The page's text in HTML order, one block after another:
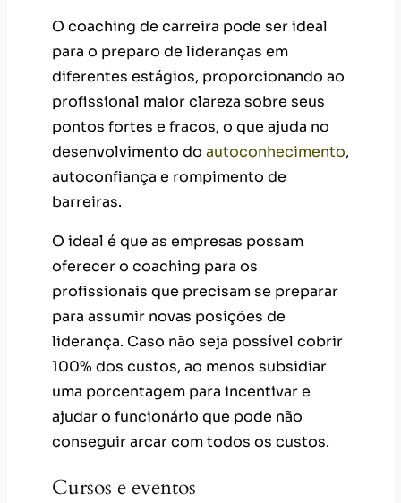
O coaching de carreira pode ser ideal
para o preparo de lideranças em
diferentes estágios, proporcionando ao
profissional maior clareza sobre seus
pontos fortes e fracos, o que ajuda no
desenvolvimento do autoconhecimento,
autoconfiança e rompimento de
barreiras.
O ideal é que as empresas possam
oferecer o coaching para os
profissionais que precisam se preparar
para assumir novas posições de
liderança. Caso não seja possível cobrir
100% dos custos, ao menos subsidiar
uma porcentagem para incentivar e
ajudar o funcionário que pode não
conseguir arcar com todos os custos.
Cursos e eventos